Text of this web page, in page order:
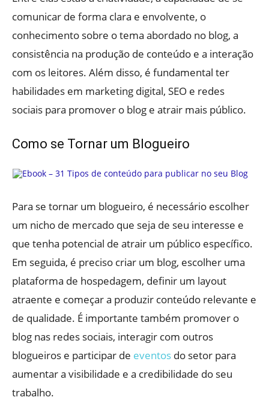
comunicar de forma clara e envolvente, o
conhecimento sobre o tema abordado no blog, a
consistência na produção de conteúdo e a interação
com os leitores. Além disso, é fundamental ter
habilidades em marketing digital, SEO e redes
sociais para promover o blog e atrair mais público.
Como se Tornar um Blogueiro
Para se tornar um blogueiro, é necessário escolher
um nicho de mercado que seja de seu interesse e
que tenha potencial de atrair um público específico.
Em seguida, é preciso criar um blog, escolher uma
plataforma de hospedagem, definir um layout
atraente e começar a produzir conteúdo relevante e
de qualidade. É importante também promover o
blog nas redes sociais, interagir com outros
blogueiros e participar de eventos do setor para
aumentar a visibilidade e a credibilidade do seu
trabalho.